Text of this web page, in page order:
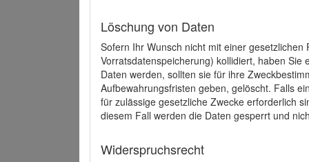
Löschung von Daten
Sofern Ihr Wunsch nicht mit einer
Vorratsdatenspeicherung) kollidiert, haben
Daten werden, sollten sie für ihre
Aufbewahrungsfristen geben, gelöscht. Falls
für zulässige gesetzliche Zwecke erforderlich
diesem Fall werden die Daten gesperrt und
Widerspruchsrecht